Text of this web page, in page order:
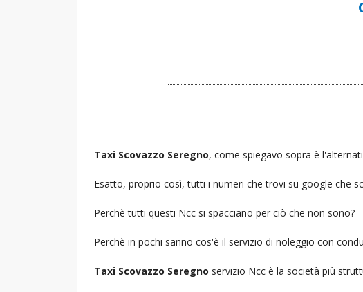
Taxi Scovazzo Seregno, come spiegavo sopra è
Esatto, proprio così, tutti i numeri che trovi su google che
Perchè tutti questi Ncc si spacciano per ciò che non sono?
Perchè in pochi sanno cos'è il servizio di noleggio con
Taxi Scovazzo Seregno servizio Ncc è la società più